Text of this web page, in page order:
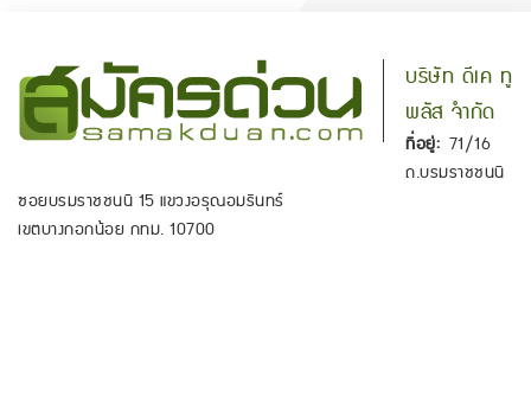
บริษัท ดีเค ทู
พลัส จำกัด
ที่อยู่: 71/16
ถ.บรมราชชนนี
ซอยบรมราชชนนี 15 แขวงอรุณอมรินทร์
เขตบางกอกน้อย กทม. 10700